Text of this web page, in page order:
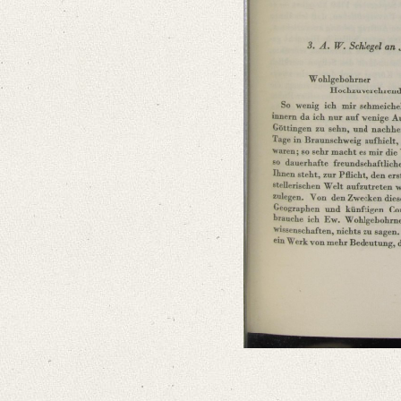
Number of Pages: 2 S., hs. m. U.
Language
German